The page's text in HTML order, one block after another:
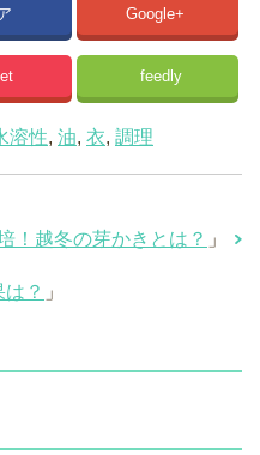
Google+
feedly
溶性, 油, 衣, 調理
！越冬の芽かきとは？ 」
？ 」